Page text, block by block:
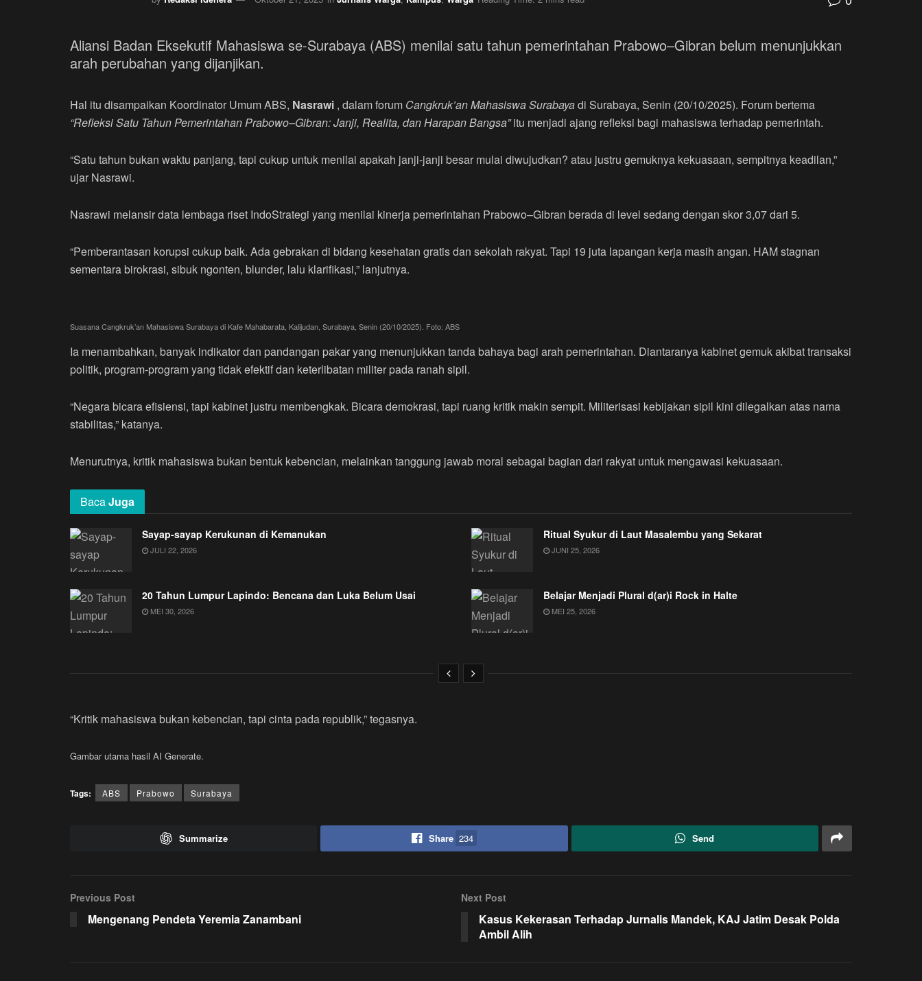
Aliansi Badan Eksekutif Mahasiswa se-Surabaya (ABS) menilai satu tahun pemerintahan Prabowo–Gibran belum menunjukkan
arah perubahan yang dijanjikan.
Hal itu disampaikan Koordinator Umum ABS, Nasrawi , dalam forum Cangkruk’an Mahasiswa Surabayadi Surabaya, Senin (20/10/2025). Forum bertema
“Refleksi Satu Tahun Pemerintahan Prabowo–Gibran: Janji, Realita, dan Harapan Bangsa”itu menjadi ajang refleksi bagi mahasiswa terhadap pemerintah.
“Satu tahun bukan waktu panjang, tapi cukup untuk menilai apakah janji-janji besar mulai diwujudkan? atau justru gemuknya kekuasaan, sempitnya keadilan,”
ujar Nasrawi.
Nasrawi melansir data lembaga riset IndoStrategi yang menilai kinerja pemerintahan Prabowo–Gibran berada di level sedang dengan skor 3,07 dari 5.
“Pemberantasan korupsi cukup baik. Ada gebrakan di bidang kesehatan gratis dan sekolah rakyat. Tapi 19 juta lapangan kerja masih angan. HAM stagnan
sementara birokrasi, sibuk ngonten, blunder, lalu klarifikasi,” lanjutnya.
Suasana Cangkruk’an Mahasiswa Surabaya di Kafe Mahabarata, Kalijudan, Surabaya, Senin (20/10/2025). Foto: ABS
Ia menambahkan, banyak indikator dan pandangan pakar yang menunjukkan tanda bahaya bagi arah pemerintahan. Diantaranya kabinet gemuk akibat transaksi
politik, program-program yang tidak efektif dan keterlibatan militer pada ranah sipil.
“Negara bicara efisiensi, tapi kabinet justru membengkak. Bicara demokrasi, tapi ruang kritik makin sempit. Militerisasi kebijakan sipil kini dilegalkan atas nama
stabilitas,” katanya.
Menurutnya, kritik mahasiswa bukan bentuk kebencian, melainkan tanggung jawab moral sebagai bagian dari rakyat untuk mengawasi kekuasaan.
BacaJuga
Sayap-sayap Kerukunan di Kemanukan
JULI 22, 2026
Ritual Syukur di Laut Masalembu yang Sekarat
JUNI 25, 2026
20 Tahun Lumpur Lapindo: Bencana dan Luka Belum Usai
MEI 30, 2026
Belajar Menjadi Plural d(ar)i Rock in Halte
MEI 25, 2026
“Kritik mahasiswa bukan kebencian, tapi cinta pada republik,” tegasnya.
Gambar utama hasil AI Generate.
Tags: ABS Prabowo Surabaya
Summarize Share 234 Send
Previous Post
Mengenang Pendeta Yeremia Zanambani
Next Post
Kasus Kekerasan Terhadap Jurnalis Mandek, KAJ Jatim Desak Polda
Ambil Alih